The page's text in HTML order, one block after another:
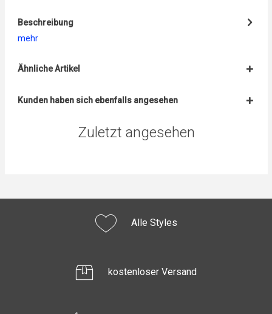
Beschreibung
mehr
Ähnliche Artikel
Kunden haben sich ebenfalls angesehen
Zuletzt angesehen
Alle Styles
kostenloser Versand